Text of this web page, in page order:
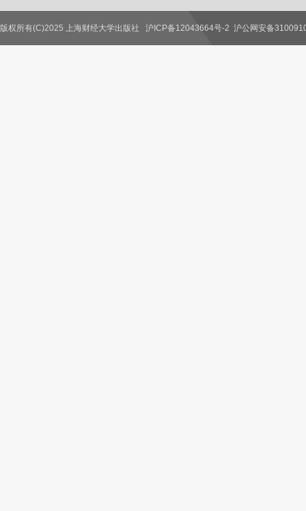
联系我们
版权所有(C)2025 上海财经大学出版社 沪ICP备12043664号-2 沪公网安备